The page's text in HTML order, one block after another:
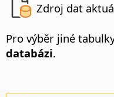
Zdroj dat
Pro výběr jiné
databázi.